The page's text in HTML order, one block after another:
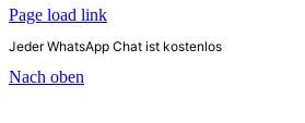
Page load link
Jeder WhatsApp Chat ist kostenlos
Nach oben